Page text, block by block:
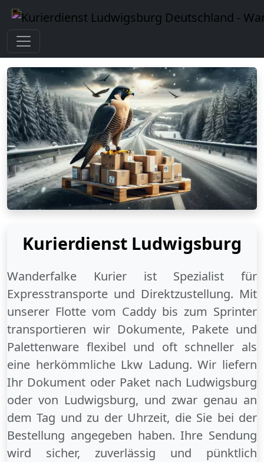
Kurierdienst Ludwigsburg
Wanderfalke Kurier ist Spezialist für
Expresstransporte und Direktzustellung. Mit
unserer Flotte vom Caddy bis zum Sprinter
transportieren wir Dokumente, Pakete und
Palettenware flexibel und oft schneller als
eine herkömmliche Lkw Ladung. Wir liefern
Ihr Dokument oder Paket nach Ludwigsburg
oder von Ludwigsburg, und zwar genau an
dem Tag und zu der Uhrzeit, die Sie bei der
Bestellung angegeben haben. Ihre Sendung
wird sicher, zuverlässig und pünktlich